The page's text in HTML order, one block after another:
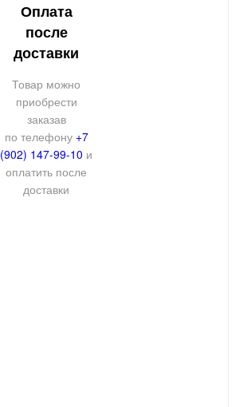
Оплата
после
доставки
Товар можно
приобрести
заказав
по телефону +7
(902) 147-99-10 и
оплатить после
доставки